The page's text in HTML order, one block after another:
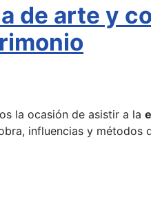
de arte y
la ocasión de asistir a la
influencias y métodos